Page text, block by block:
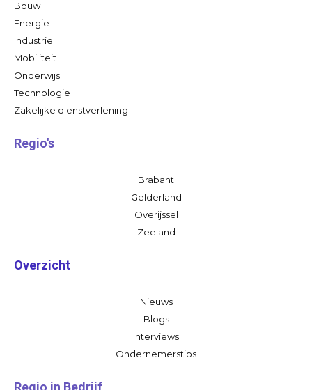
Bouw
Energie
Industrie
Mobiliteit
Onderwijs
Technologie
Zakelijke dienstverlening
Regio's
Brabant
Gelderland
Overijssel
Zeeland
Overzicht
Nieuws
Blogs
Interviews
Ondernemerstips
Regio in Bedrijf